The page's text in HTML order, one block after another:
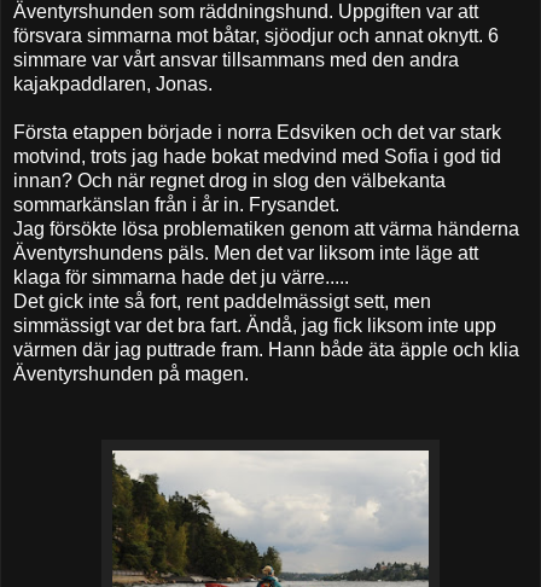
Äventyrshunden som räddningshund. Uppgiften var att
försvara simmarna mot båtar, sjöodjur och annat oknytt. 6
simmare var vårt ansvar tillsammans med den andra
kajakpaddlaren, Jonas.
Första etappen började i norra Edsviken och det var stark
motvind, trots jag hade bokat medvind med Sofia i god tid
innan? Och när regnet drog in slog den välbekanta
sommarkänslan från i år in. Frysandet.
Jag försökte lösa problematiken genom att värma händerna
Äventyrshundens päls. Men det var liksom inte läge att
klaga för simmarna hade det ju värre.....
Det gick inte så fort, rent paddelmässigt sett, men
simmässigt var det bra fart. Ändå, jag fick liksom inte upp
värmen där jag puttrade fram. Hann både äta äpple och klia
Äventyrshunden på magen.